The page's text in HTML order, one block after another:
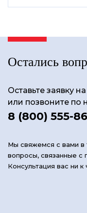
Остались
Оставьте заявку
или позвоните по
8 (800) 555-
Мы свяжемся с вами в
вопросы, связанные с
Консультация вас ни